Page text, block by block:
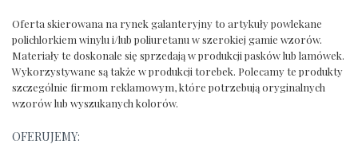
Oferta skierowana na rynek galanteryjny to artykuły powlekane
polichlorkiem winylu i/lub poliuretanu w szerokiej gamie wzorów.
Materiały te doskonale się sprzedają w produkcji pasków lub lamówek.
Wykorzystywane są także w produkcji torebek. Polecamy te produkty
szczególnie firmom reklamowym, które potrzebują oryginalnych
wzorów lub wyszukanych kolorów.
OFERUJEMY: